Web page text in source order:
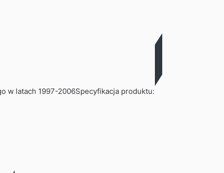
w latach 1997-2006Specyfikacja produktu: